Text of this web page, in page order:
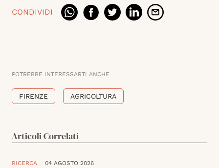
CONDIVIDI
POTREBBE INTERESSARTI ANCHE
FIRENZE AGRICOLTURA
Articoli Correlati
RICERCA 04 AGOSTO 2026